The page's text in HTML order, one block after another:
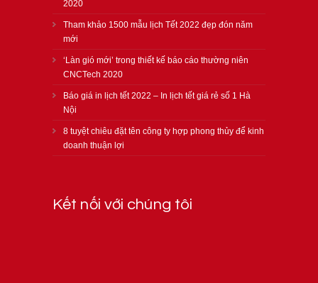
2020
Tham khảo 1500 mẫu lịch Tết 2022 đẹp đón năm
mới
‘Làn gió mới’ trong thiết kế báo cáo thường niên
CNCTech 2020
Báo giá in lịch tết 2022 – In lịch tết giá rẻ số 1 Hà
Nội
8 tuyệt chiêu đặt tên công ty hợp phong thủy để kinh
doanh thuận lợi
Kết nối với chúng tôi